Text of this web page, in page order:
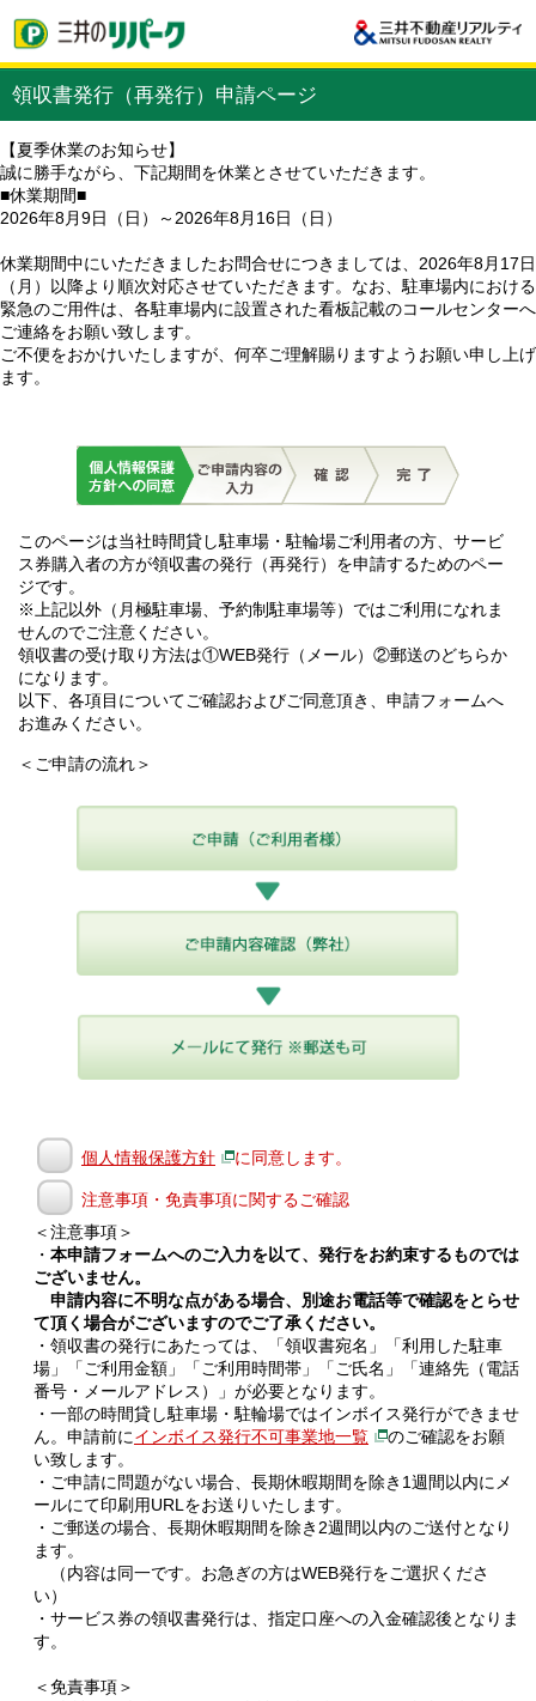
領収書発行（再発行）申請ページ
【夏季休業のお知らせ】
誠に勝手ながら、下記期間を休業とさせていただきます。
■休業期間■
2026年8月9日（日）～2026年8月16日（日）
休業期間中にいただきましたお問合せにつきましては、2026年8月17日
（月）以降より順次対応させていただきます。なお、駐車場内における
緊急のご用件は、各駐車場内に設置された看板記載のコールセンターへ
ご連絡をお願い致します。
ご不便をおかけいたしますが、何卒ご理解賜りますようお願い申し上げ
ます。
このページは当社時間貸し駐車場・駐輪場ご利用者の方、サービ
ス券購入者の方が領収書の発行（再発行）を申請するためのペー
ジです。
※上記以外（月極駐車場、予約制駐車場等）ではご利用になれま
せんのでご注意ください。
領収書の受け取り方法は①WEB発行（メール）②郵送のどちらか
になります。
以下、各項目についてご確認およびご同意頂き、申請フォームへ
お進みください。
＜ご申請の流れ＞
個人情報保護方針 に同意します。
注意事項・免責事項に関するご確認
＜注意事項＞
・ 本申請フォームへのご入力を以て、発行をお約束するものでは
ございません。
申請内容に不明な点がある場合、別途お電話等で確認をとらせ
て頂く場合がございますのでご了承ください。
・領収書の発行にあたっては、「領収書宛名」「利用した駐車
場」「ご利用金額」「ご利用時間帯」「ご氏名」「連絡先（電話
番号・メールアドレス）」が必要となります。
・一部の時間貸し駐車場・駐輪場ではインボイス発行ができませ
ん。申請前にインボイス発行不可事業地一覧
のご確認をお願
い致します。
・ご申請に問題がない場合、長期休暇期間を除き1週間以内にメ
ールにて印刷用URLをお送りいたします。
・ご郵送の場合、長期休暇期間を除き2週間以内のご送付となり
ます。
（内容は同一です。お急ぎの方はWEB発行をご選択くださ
い）
・サービス券の領収書発行は、指定口座への入金確認後となりま
す。
＜免責事項＞